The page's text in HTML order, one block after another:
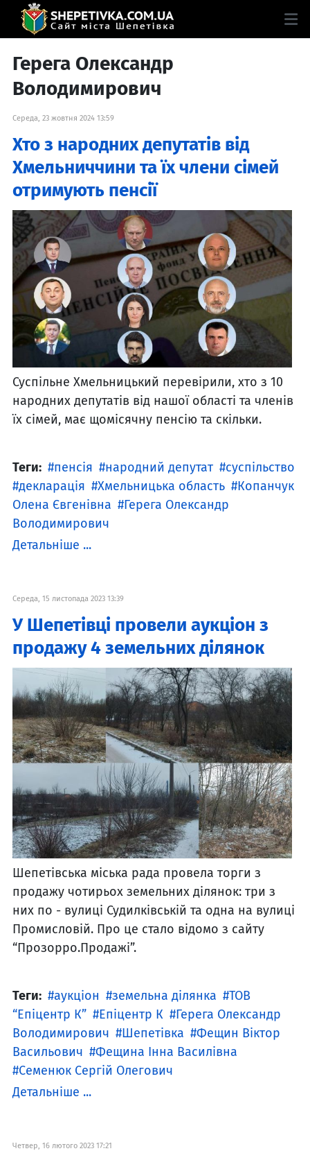
Герега Олександр
Володимирович
Середа, 23 жовтня 2024 13:59
Хто з народних депутатів від
Хмельниччини та їх члени сімей
отримують пенсії
Суспільне Хмельницький перевірили, хто з 10
народних депутатів від нашої області та членів
їх сімей, має щомісячну пенсію та скільки.
Теги: пенсія народний депутат
суспільство
декларація
Хмельницька область
Копанчук
Олена Євгенівна
Герега Олександр
Володимирович
Детальніше ...
Середа, 15 листопада 2023 13:39
У Шепетівці провели аукціон з
продажу 4 земельних ділянок
Шепетівська міська рада провела торги з
продажу чотирьох земельних ділянок: три з
них по - вулиці Судилківській та одна на вулиці
Промисловій. Про це стало відомо з сайту
“Прозорро.Продажі”.
Теги: аукціон земельна ділянка
ТОВ
“Епіцентр К”
Епіцентр К
Герега Олександр
Володимирович
Шепетівка
Фещин Віктор
Васильович
Фещина Інна Василівна
Семенюк Сергій Олегович
Детальніше ...
Четвер, 16 лютого 2023 17:21